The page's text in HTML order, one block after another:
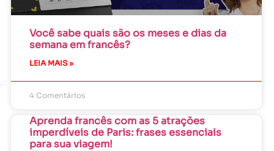
Você sabe quais são os meses e dias da
semana em francês?
LEIA MAIS »
4 Comentários
Aprenda francês com as 5 atrações
imperdíveis de Paris: frases essenciais
para sua viagem!